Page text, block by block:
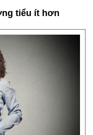
tiểu ít hơn